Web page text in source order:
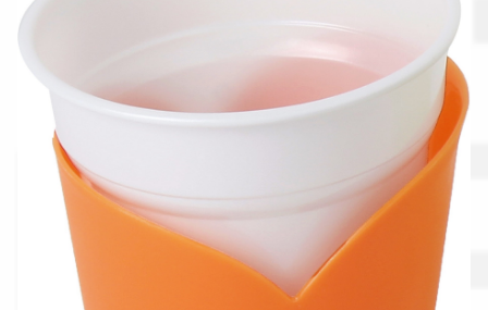
Condizioni generali
Acquisti in rete pubblica amministrazione
Assicurazione integrativa Garanzia3
Bonus fiscali 2025
Diritto di recesso